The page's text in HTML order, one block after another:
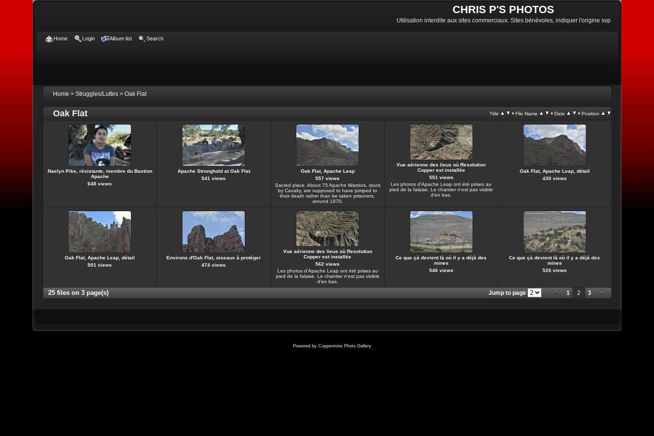
CHRIS P'S PHOTOS
Utilisation interdite aux sites commerciaux. Sites bénévoles, indiquer l'origine svp
Home Login Album list Search
Home > Struggles/Luttes> Oak Flat
Oak Flat Title • File Name • Date • Position
Naelyn Pike, résistante, membre du Bastion
Apache
648 views
Apache Stronghold at Oak Flat
541 views
Oak Flat, Apache Leap
557 views
Sacred place. About 75 Apache Warriors, stuck
by Cavalry, are supposed to have jumped to
their death rather than be taken prisoners,
around 1870.
Vue aérienne des lieus où Resolution
Copper est installée
551 views
Les photos d'Apache Leap ont été prises au
pied de la falaise. Le chantier n'est pas visible
d'en bas.
Oak Flat, Apache Leap, détail
430 views
Oak Flat, Apache Leap, détail
501 views
Environs d'Oak Flat, oiseaux à protéger
474 views
Vue aérienne des lieus où Resolution
Copper est installée
562 views
Les photos d'Apache Leap ont été prises au
pied de la falaise. Le chantier n'est pas visible
d'en bas.
Ce que çà devient là où il y a déjà des
mines
546 views
Ce que çà devient là où il y a déjà des
mines
526 views
25 files on 3 page(s) Jump to page 1 2 3
Powered by Coppermine Photo Gallery